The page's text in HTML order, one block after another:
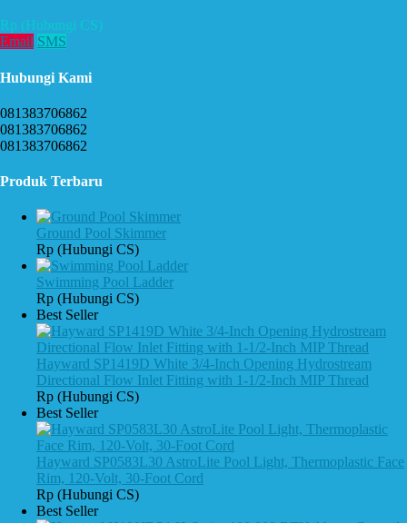
Rp (Hubungi CS)
Email SMS
Hubungi Kami
081383706862
081383706862
081383706862
Produk Terbaru
Ground Pool Skimmer
Rp (Hubungi CS)
Swimming Pool Ladder
Rp (Hubungi CS)
Best Seller
Hayward SP1419D White 3/4-Inch Opening Hydrostream
Directional Flow Inlet Fitting with 1-1/2-Inch MIP Thread
Rp (Hubungi CS)
Best Seller
Hayward SP0583L30 AstroLite Pool Light, Thermoplastic Face
Rim, 120-Volt, 30-Foot Cord
Rp (Hubungi CS)
Best Seller